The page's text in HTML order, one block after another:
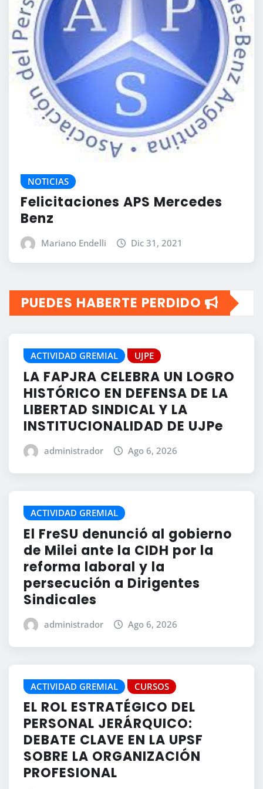
NOTICIAS
Felicitaciones APS Mercedes
Benz
Mariano Endelli Dic 31, 2021
PUEDES HABERTE PERDIDO
ACTIVIDAD GREMIAL UJPE
LA FAPJRA CELEBRA UN LOGRO
HISTÓRICO EN DEFENSA DE LA
LIBERTAD SINDICAL Y LA
INSTITUCIONALIDAD DE UJPe
administrador Ago 6, 2026
ACTIVIDAD GREMIAL
El FreSU denunció al gobierno
de Milei ante la CIDH por la
reforma laboral y la
persecución a Dirigentes
Sindicales
administrador Ago 6, 2026
ACTIVIDAD GREMIAL CURSOS
EL ROL ESTRATÉGICO DEL
PERSONAL JERÁRQUICO:
DEBATE CLAVE EN LA UPSF
SOBRE LA ORGANIZACIÓN
PROFESIONAL